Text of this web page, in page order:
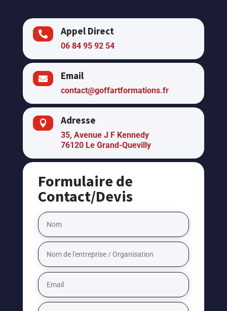
 Appel Direct
06 84 95 92 54
 Email
contact@goffartformations.fr
 Adresse
35, Avenue J F Kennedy
76120 Le Grand-Quevilly
Formulaire de
Contact/Devis